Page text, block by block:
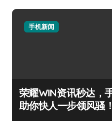
手机新闻
荣耀WIN资讯秒达，
助你快人一步领风骚！